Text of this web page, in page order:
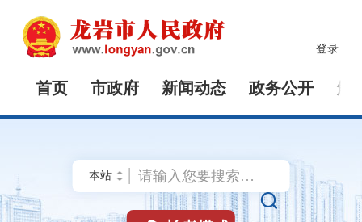
登录
首页 市政府 新闻动态 政务公开 解
